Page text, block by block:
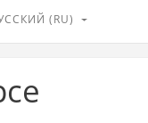
‎(RU)‎